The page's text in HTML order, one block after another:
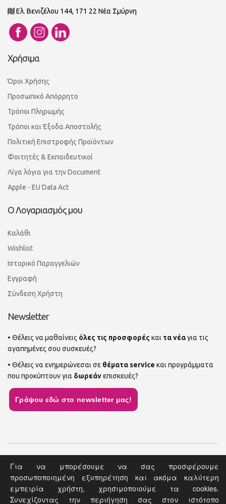
Ελ. Βενιζέλου 144, 171 22 Νέα Σμύρνη
Χρήσιμα
Όροι Χρήσης
Προσωπικό Απόρρητο
Τρόποι Πληρωμής
Τρόποι και Έξοδα Αποστολής
Πολιτική Επιστροφής Προϊόντων
Φοιτητές & Εκπαιδευτικοί
Λίγα λόγια για την Document
Apple - EU Data Act
Ο Λογαριασμός μου
Καλάθι
Wishlist
Ιστορικό Παραγγελιών
Εγγραφή
Σύνδεση Χρήστη
Newsletter
• Θέλεις να μαθαίνεις όλες τις προσφορές και τα νέαγια τις
αγαπημένες σου συσκευές?
• Θέλεις να ενημερώνεσαι σε θέματα service και προγράμματα
που προκύπτουν για δωρεάνεπισκευές?
Γράψου εδώ στο newsletter μας!
Copyright © 2019 Document. All rights reserved. | Web Design by
CnC Tech& Ruler Digital Agency
Για να μπορέσουμε να σας προσφέρουμε
προσωποποιημένη εξυπηρέτηση και ακόμα καλύτερη
εμπειρία χρήστη, χρησιμοποιούμε τα cookies.
Συνεχίζοντας την περιήγηση σας στον ιστότοπο